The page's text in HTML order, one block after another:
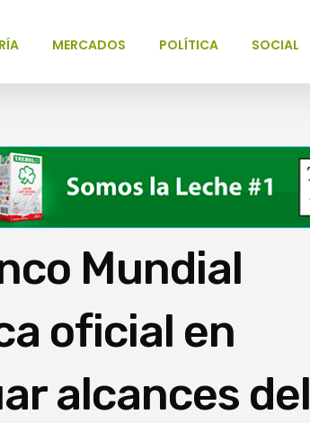
MERCADOS POLÍTICA SOCIAL
Mundial
oficial en
alcances del